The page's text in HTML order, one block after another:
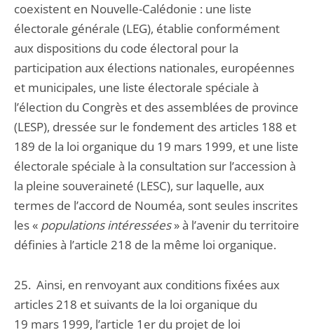
coexistent en Nouvelle-Calédonie : une liste
électorale générale (LEG), établie conformément
aux dispositions du code électoral pour la
participation aux élections nationales, européennes
et municipales, une liste électorale spéciale à
l’élection du Congrès et des assemblées de province
(LESP), dressée sur le fondement des articles 188 et
189 de la loi organique du 19 mars 1999, et une liste
électorale spéciale à la consultation sur l’accession à
la pleine souveraineté (LESC), sur laquelle, aux
termes de l’accord de Nouméa, sont seules inscrites
les « populations intéressées» à l’avenir du territoire
définies à l’article 218 de la même loi organique.
25. Ainsi, en renvoyant aux conditions fixées aux
articles 218 et suivants de la loi organique du
19 mars 1999, l’article 1er du projet de loi